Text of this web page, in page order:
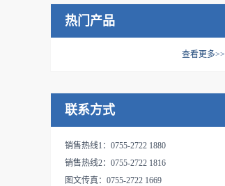
热门产品
查看更多>>
联系方式
销售热线1：0755-2722 1880
销售热线2：0755-2722 1816
图文传真：0755-2722 1669